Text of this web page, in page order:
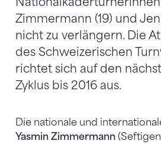
Zimmermann (19) und
nicht zu verlängern. Die
des Schweizerischen
richtet sich auf den
Zyklus bis 2016 aus.
Die nationale und
Yasmin Zimmermann